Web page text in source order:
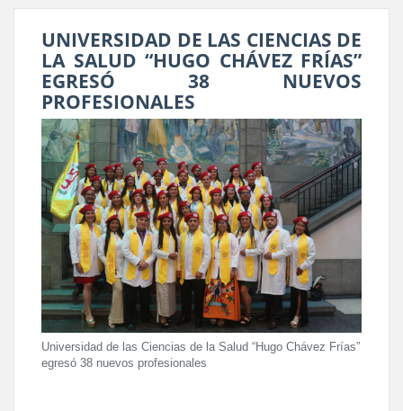
UNIVERSIDAD DE LAS CIENCIAS DE
LA SALUD “HUGO CHÁVEZ FRÍAS”
EGRESÓ 38 NUEVOS
PROFESIONALES
Universidad de las Ciencias de la Salud “Hugo Chávez Frías”
egresó 38 nuevos profesionales